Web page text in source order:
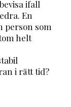
ifall
En
person som
helt
i rätt tid?